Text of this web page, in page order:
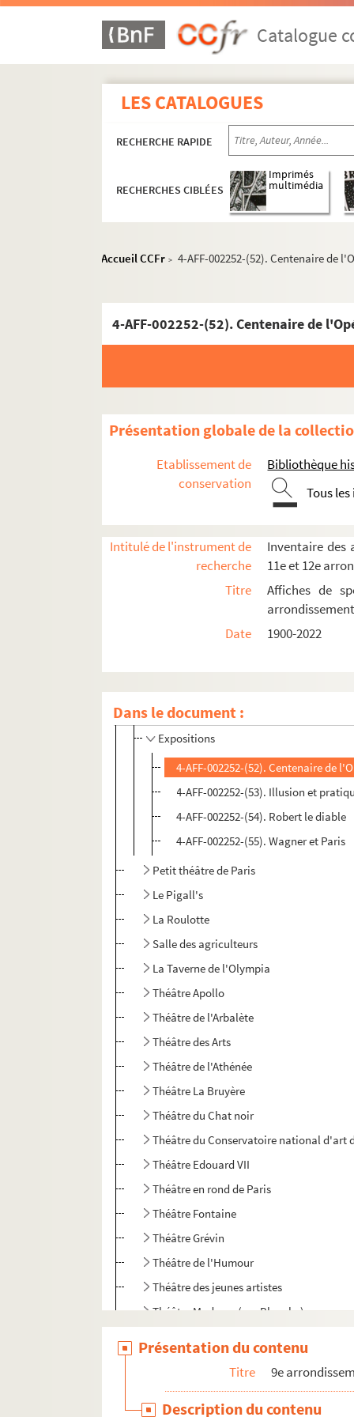
Catalogue
LES CATALOGUES
RECHERCHE RAPIDE
RECHERCHES CIBLÉES
Imprimés
multimédia
Accueil CCFr > 4-AFF-002252-(52). Centenaire de
4-AFF-002252-(52). Centenaire de
Présentation globale de la
Etablissement de
conservation
Bibliothèque
Tous
Intitulé de l'instrument de
recherche
Inventaire des
11e et 12e
Titre
Affiches de
Date
1900-2022
Dans le document :
8e arrondissement
Central de la chanson
Comédie de Paris
Comédie parisienne
Église de la Sainte-Trinité
Espace Georges Bernanos
Folies-Bergère
Fondation Dosne-Thiers
Gaîté-Rochechouart
IVT. International Visual Theatre
La Grande Comédie
Grand-Guignol
Spectacles
4-AFF-002252-(08). Programmes et
Expositions
4-AFF-002252-(52). Centenaire de
4-AFF-002252-(53). Illusion et
4-AFF-002252-(54). Robert le diable
4-AFF-002252-(55). Wagner et Paris
Petit théâtre de Paris
Le Pigall's
La Roulotte
Salle des agriculteurs
La Taverne de l'Olympia
Théâtre Apollo
Théâtre de l'Arbalète
Théâtre des Arts
Théâtre de l'Athénée
Théâtre La Bruyère
Théâtre du Chat noir
Théâtre du Conservatoire national d'art
Théâtre Edouard VII
Théâtre en rond de Paris
Théâtre Fontaine
Théâtre Grévin
Théâtre de l'Humour
Théâtre des jeunes artistes
Théâtre Moderne (rue Blanche)
Théâtre du Nord-Ouest
Présentation du contenu
Titre 9e
Description du contenu